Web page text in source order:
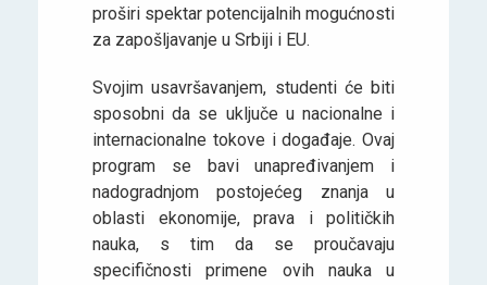
proširi spektar potencijalnih mogućnosti
za zapošljavanje u Srbiji i EU.
Svojim usavršavanjem, studenti će biti
sposobni da se uključe u nacionalne i
internacionalne tokove i događaje. Ovaj
program se bavi unapređivanjem i
nadogradnjom postojećeg znanja u
oblasti ekonomije, prava i političkih
nauka, s tim da se proučavaju
specifičnosti primene ovih nauka u